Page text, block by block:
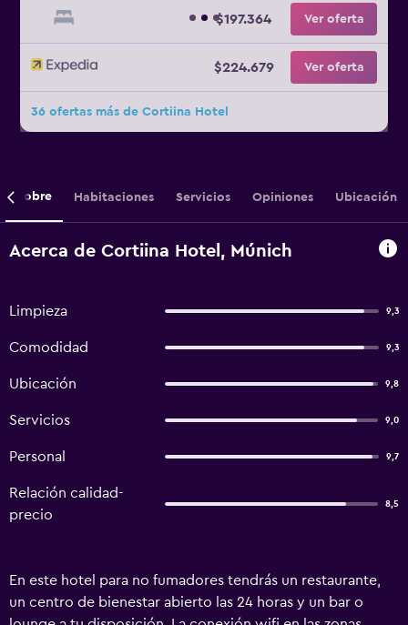
$197.364 Ver oferta
$224.679 Ver oferta
36 ofertas más de Cortiina Hotel
Sobre Habitaciones Servicios Opiniones Ubicación
Acerca de Cortiina Hotel, Múnich
Limpieza 9,3
Comodidad 9,3
Ubicación 9,8
Servicios 9,0
Personal 9,7
Relación calidad-
precio
8,5
En este hotel para no fumadores tendrás un restaurante,
un centro de bienestar abierto las 24 horas y un bar o